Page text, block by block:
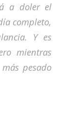
a doler el
completo,
Y es
mientras
pesado